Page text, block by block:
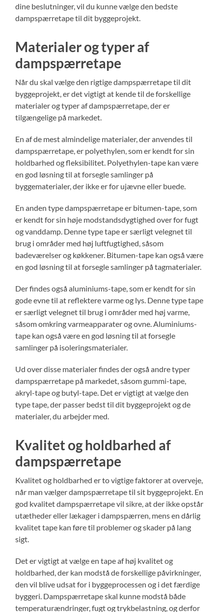
dine beslutninger, vil du kunne vælge den bedste
dampspærretape til dit byggeprojekt.
Materialer og typer af
dampspærretape
Når du skal vælge den rigtige dampspærretape til dit
byggeprojekt, er det vigtigt at kende til de forskellige
materialer og typer af dampspærretape, der er
tilgængelige på markedet.
En af de mest almindelige materialer, der anvendes til
dampspærretape, er polyethylen, som er kendt for sin
holdbarhed og fleksibilitet. Polyethylen-tape kan være
en god løsning til at forsegle samlinger på
byggematerialer, der ikke er for ujævne eller buede.
En anden type dampspærretape er bitumen-tape, som
er kendt for sin høje modstandsdygtighed over for fugt
og vanddamp. Denne type tape er særligt velegnet til
brug i områder med høj luftfugtighed, såsom
badeværelser og køkkener. Bitumen-tape kan også være
en god løsning til at forsegle samlinger på tagmaterialer.
Der findes også aluminiums-tape, som er kendt for sin
gode evne til at reflektere varme og lys. Denne type tape
er særligt velegnet til brug i områder med høj varme,
såsom omkring varmeapparater og ovne. Aluminiums-
tape kan også være en god løsning til at forsegle
samlinger på isoleringsmaterialer.
Ud over disse materialer findes der også andre typer
dampspærretape på markedet, såsom gummi-tape,
akryl-tape og butyl-tape. Det er vigtigt at vælge den
type tape, der passer bedst til dit byggeprojekt og de
materialer, du arbejder med.
Kvalitet og holdbarhed af
dampspærretape
Kvalitet og holdbarhed er to vigtige faktorer at overveje,
når man vælger dampspærretape til sit byggeprojekt. En
god kvalitet dampspærretape vil sikre, at der ikke opstår
utætheder eller lækager i dampspærren, mens en dårlig
kvalitet tape kan føre til problemer og skader på lang
sigt.
Det er vigtigt at vælge en tape af høj kvalitet og
holdbarhed, der kan modstå de forskellige påvirkninger,
den vil blive udsat for i byggeprocessen og i det færdige
byggeri. Dampspærretape skal kunne modstå både
temperaturændringer, fugt og trykbelastning, og derfor